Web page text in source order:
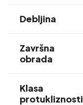
Debljina
Završna
obrada
Klasa
protukliznosti